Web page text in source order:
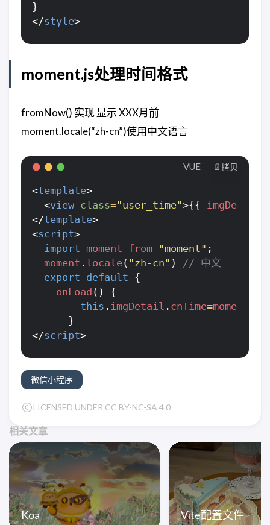
}
</style>
moment.js处理时间格式
fromNow() 实现 显示 XXX月前
moment.locale(“zh-cn”)使用中文语言
<template>
<view class="user_time">{{ imgDetail
</template>
<script>
import moment from "moment" ;
moment . locale( "zh-cn" )
export default {
onLoad ()
{
this . imgDetail . cnTime=moment
}
</script>
📄拷贝
VUE
微信小程序
LICENSED UNDER CC BY-NC-SA 4.0
相关文章
Koa Vite配置文件